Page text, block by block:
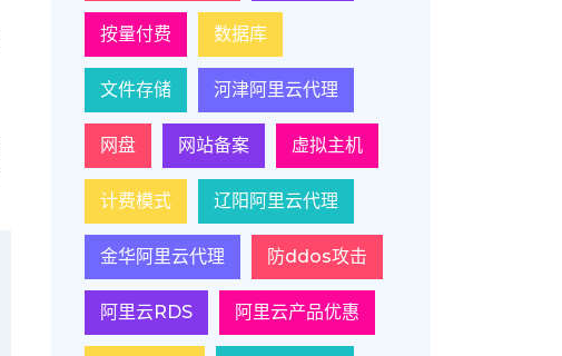
按量付费 数据库
文件存储 河津阿里云代理
网盘 网站备案 虚拟主机
计费模式 辽阳阿里云代理
金华阿里云代理 防ddos攻击
阿里云RDS 阿里云产品优惠